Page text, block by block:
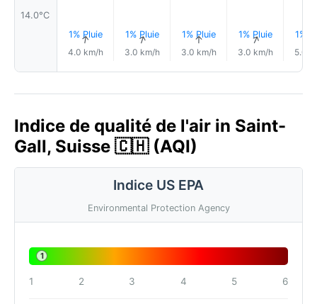
14.0°C
1% Pluie
↑
4.0 km/h
1% Pluie
↑
3.0 km/h
1% Pluie
↑
3.0 km/h
1% Pluie
↑
3.0 km/h
1%
5.0
Indice de qualité de l'air in Saint-
Gall, Suisse 🇨🇭 (AQI)
Indice US EPA
Environmental Protection Agency
1
1 2 3 4 5 6